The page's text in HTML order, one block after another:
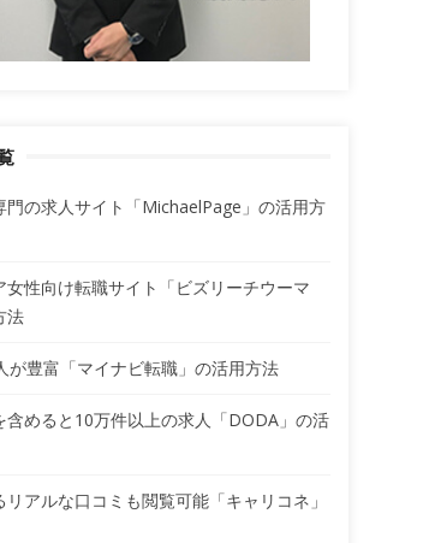
門の求人サイト「MichaelPage」の活用方
女性向け転職サイト「ビズリーチウーマ
法
が豊富「マイナビ転職」の活用方法
含めると10万件以上の求人「DODA」の活
アルな口コミも閲覧可能「キャリコネ」